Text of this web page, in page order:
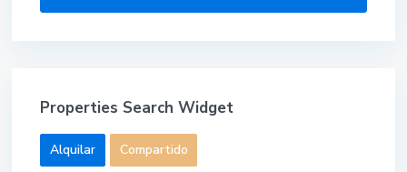
Properties Search Widget
Alquilar Compartido